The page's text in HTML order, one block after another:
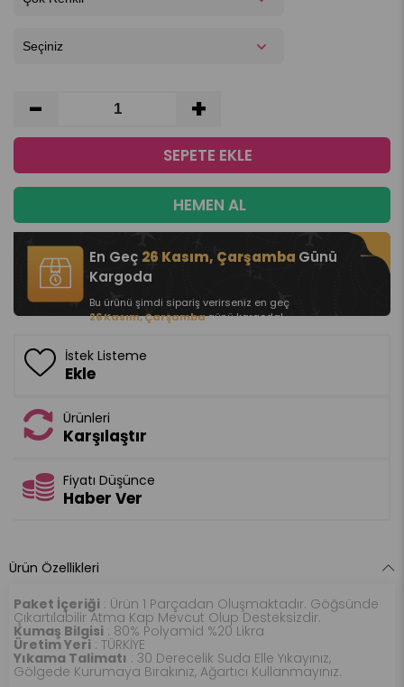
+
-
En Geç 26 Kasım, Çarşamba Günü
Kargoda
Bu ürünü şimdi sipariş verirseniz en geç
26 Kasım, Çarşambagünü kargoda!
İstek Listeme
Ekle
Ürünleri
Karşılaştır
Fiyatı Düşünce
Haber Ver
Ürün Özellikleri
Paket İçeriği : Ürün 1 Parçadan Oluşmaktadır. Göğsünde
Çıkartılabilir Atma Kap Mevcut Olup Desteksizdir.
Kumaş Bilgisi : 80% Polyamid %20 Likra
Üretim Yeri : TÜRKİYE
Yıkama Talimatı : 30 Derecelik Suda Elle Yıkayınız,
Gölgede Kurumaya Bırakınız, Ağartıcı Kullanmayınız.